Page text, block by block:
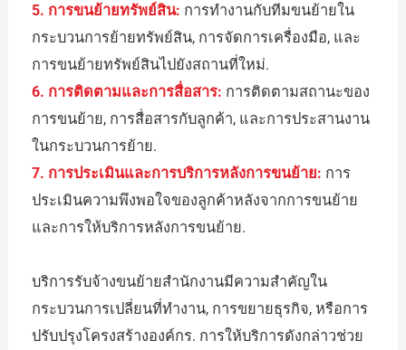
5. การขนย้ายทรัพย์สิน: การทำงานกับทีมขนย้ายใน
กระบวนการย้ายทรัพย์สิน, การจัดการเครื่องมือ, และ
การขนย้ายทรัพย์สินไปยังสถานที่ใหม่.
6. การติดตามและการสื่อสาร: การติดตามสถานะของ
การขนย้าย, การสื่อสารกับลูกค้า, และการประสานงาน
ในกระบวนการย้าย.
7. การประเมินและการบริการหลังการขนย้าย: การ
ประเมินความพึงพอใจของลูกค้าหลังจากการขนย้าย
และการให้บริการหลังการขนย้าย.
บริการรับจ้างขนย้ายสำนักงานมีความสำคัญใน
กระบวนการเปลี่ยนที่ทำงาน, การขยายธุรกิจ, หรือการ
ปรับปรุงโครงสร้างองค์กร. การให้บริการดังกล่าวช่วย